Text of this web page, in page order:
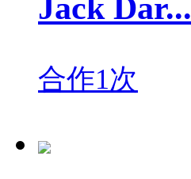
Jack Dar...
合作1次